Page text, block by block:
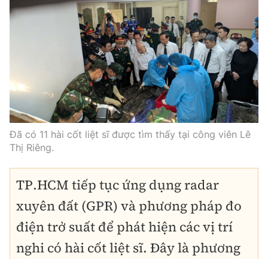
Đã có 11 hài cốt liệt sĩ được tìm thấy tại công viên Lê
Thị Riêng.
TP.HCM tiếp tục ứng dụng radar
xuyên đất (GPR) và phương pháp đo
điện trở suất để phát hiện các vị trí
nghi có hài cốt liệt sĩ. Đây là phương